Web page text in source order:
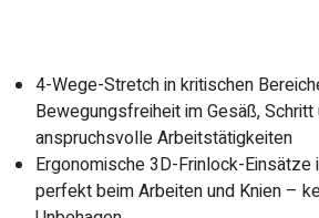
4-Wege-Stretch in kritischen
Bewegungsfreiheit im Gesäß,
anspruchsvolle Arbeitstätigkeiten
Ergonomische 3D-Frinlock-Einsätze
perfekt beim Arbeiten und Knien –